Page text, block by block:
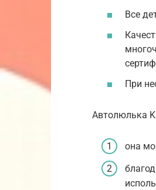
Все
При
Автолюлька
она